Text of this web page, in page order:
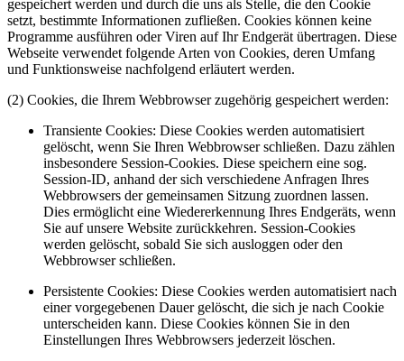
gespeichert werden und durch die uns als Stelle, die den Cookie
setzt, bestimmte Informationen zufließen. Cookies können keine
Programme ausführen oder Viren auf Ihr Endgerät übertragen. Diese
Webseite verwendet folgende Arten von Cookies, deren Umfang
und Funktionsweise nachfolgend erläutert werden.
(2) Cookies, die Ihrem Webbrowser zugehörig gespeichert werden:
Transiente Cookies: Diese Cookies werden automatisiert
gelöscht, wenn Sie Ihren Webbrowser schließen. Dazu zählen
insbesondere Session-Cookies. Diese speichern eine sog.
Session-ID, anhand der sich verschiedene Anfragen Ihres
Webbrowsers der gemeinsamen Sitzung zuordnen lassen.
Dies ermöglicht eine Wiedererkennung Ihres Endgeräts, wenn
Sie auf unsere Website zurückkehren. Session-Cookies
werden gelöscht, sobald Sie sich ausloggen oder den
Webbrowser schließen.
Persistente Cookies: Diese Cookies werden automatisiert nach
einer vorgegebenen Dauer gelöscht, die sich je nach Cookie
unterscheiden kann. Diese Cookies können Sie in den
Einstellungen Ihres Webbrowsers jederzeit löschen.